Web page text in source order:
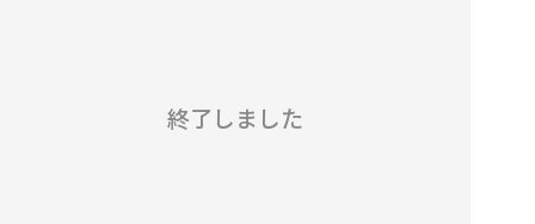
終了しました